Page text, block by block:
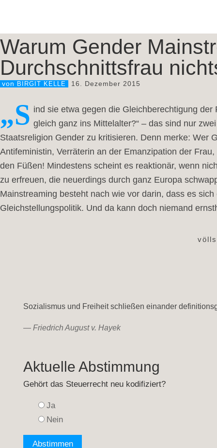
Warum Gender
Durchschnittsfrau
von BIRGIT KELLE 16. Dezember 2015
„S ind sie etwa gegen die Gleichberechtigung
gleich ganz ins Mittelalter?“ – das sind nur
Staatsreligion Gender zu kritisieren. Denn merke: Wer
Antifeministin, Verräterin an der Emanzipation der
den Füßen! Mindestens scheint es reaktionär, wenn
zu erfreuen, die neuerdings durch ganz Europa
Mainstreaming besteht nach wie vor darin, dass es
Gleichstellungspolitik. Und da kann doch niemand
Sozialismus und Freiheit schließen einander
— Friedrich August v. Hayek
Aktuelle Abstimmung
Gehört das Steuerrecht neu kodifiziert?
Ja
Nein